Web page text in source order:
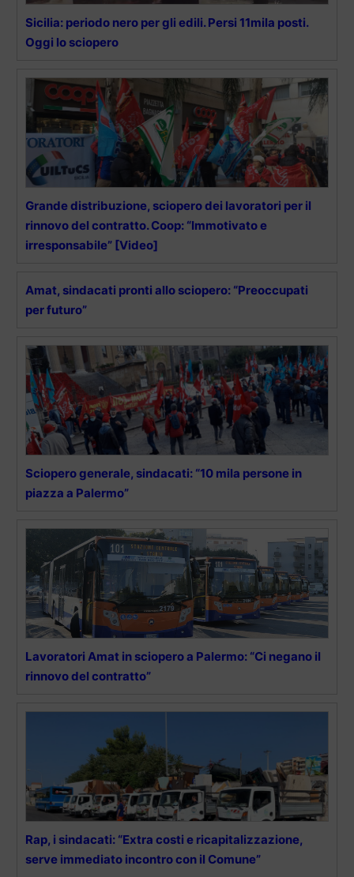
Sicilia: periodo nero per gli edili. Persi 11mila posti.
Oggi lo sciopero
Grande distribuzione, sciopero dei lavoratori per il
rinnovo del contratto. Coop: “Immotivato e
irresponsabile” [Video]
Amat, sindacati pronti allo sciopero: “Preoccupati
per futuro”
Sciopero generale, sindacati: “10 mila persone in
piazza a Palermo”
Lavoratori Amat in sciopero a Palermo: “Ci negano il
rinnovo del contratto”
Rap, i sindacati: “Extra costi e ricapitalizzazione,
serve immediato incontro con il Comune”